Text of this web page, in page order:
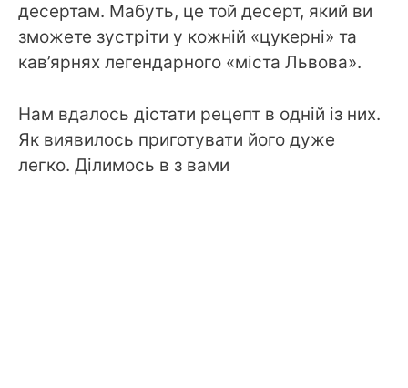
десертам. Мабуть, це той десерт, який ви
зможете зустріти у кожній «цукерні» та
кав’ярнях легендарного «міста Львова».
Нам вдалось дістати рецепт в одній із них.
Як виявилось приготувати його дуже
легко. Ділимось в з вами